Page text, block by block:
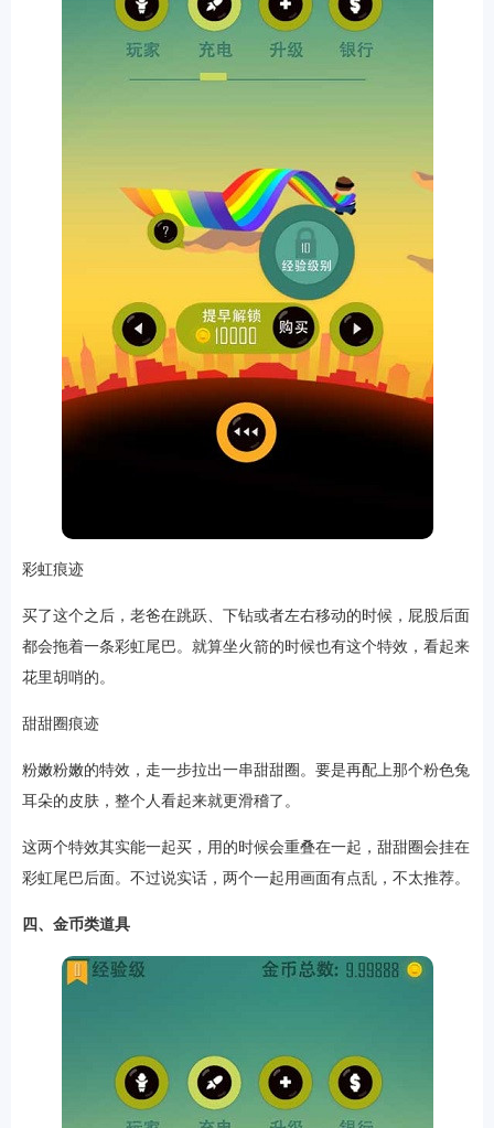
彩虹痕迹
买了这个之后，老爸在跳跃、下钻或者左右移动的时候，屁股后面
都会拖着一条彩虹尾巴。就算坐火箭的时候也有这个特效 ，看起来
花里胡哨的。
甜甜圈痕迹
粉嫩粉嫩的特效，走一步拉出一串甜甜圈。要是再配上那个粉色兔
耳朵的皮肤，整个人看起来就更滑稽了。
这两个特效其实能一起买，用的时候会重叠在一起，甜甜圈会挂在
彩虹尾巴后面。不过说实话，两个一起用画面有点乱，不太推荐。
四、金币类道具